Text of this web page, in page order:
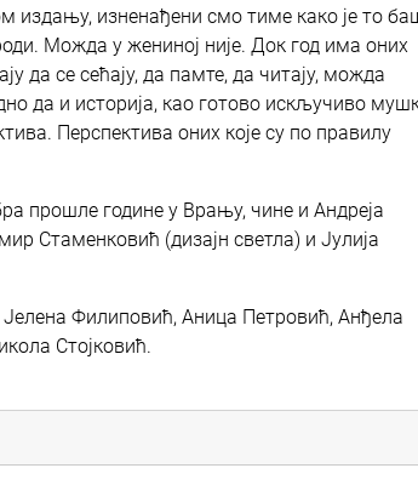
издању, изненађени смо тиме како је то
Можда у жениној није. Док год има оних
да се сећају, да памте, да читају, можда
да и историја, као готово искључиво
Перспектива оних које су по правилу
прошле године у Врању, чине и Андреја
Стаменковић (дизајн светла) и Јулија
Филиповић, Аница Петровић, Анђела
Стојковић.